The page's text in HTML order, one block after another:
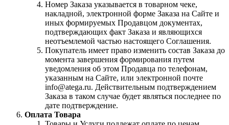
Номер Заказа указывается в товарном чеке,
накладной, электронной форме Заказа на Сайте и
иных формируемых Продавцом документах,
подтверждающих факт Заказа и являющихся
неотъемлемой частью настоящего Соглашения.
Покупатель имеет право изменить состав Заказа до
момента завершения формирования путем
уведомления об этом Продавца по телефонам,
указанным на Сайте, или электронной почте
info@atega.ru. Действительным подтверждением
Заказа в таком случае будет являться последнее по
дате подтверждение.
Оплата Товара